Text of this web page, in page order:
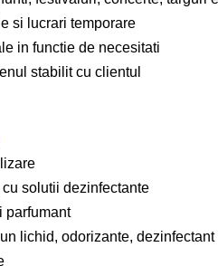
si lucrari temporare
in functie de necesitati
stabilit cu clientul
solutii dezinfectante
parfumant
lichid, odorizante,